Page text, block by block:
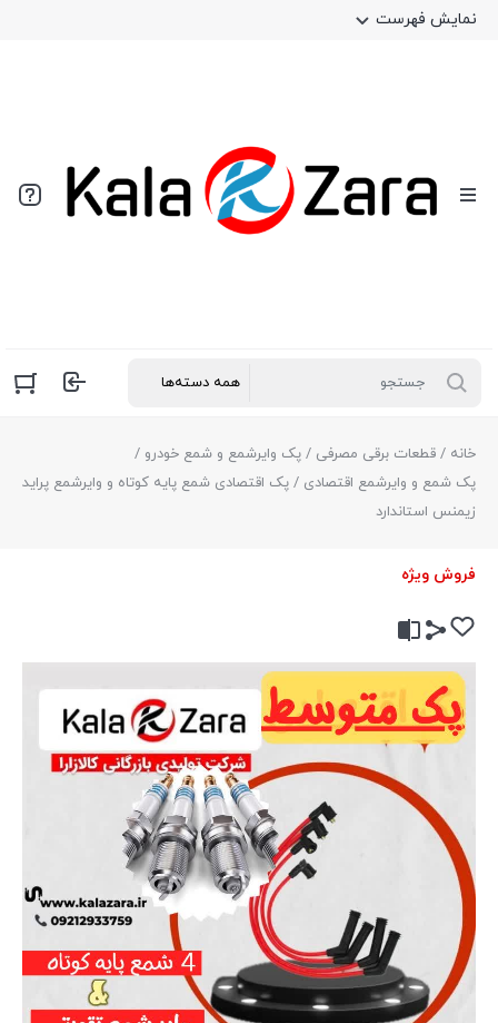
نمایش فهرست
خانه / قطعات برقی مصرفی / پک وایرشمع و شمع خودرو /
پک شمع و وایرشمع اقتصادی / پک اقتصادی شمع پایه کوتاه و وایرشمع پراید
زیمنس استاندارد
فروش ویژه